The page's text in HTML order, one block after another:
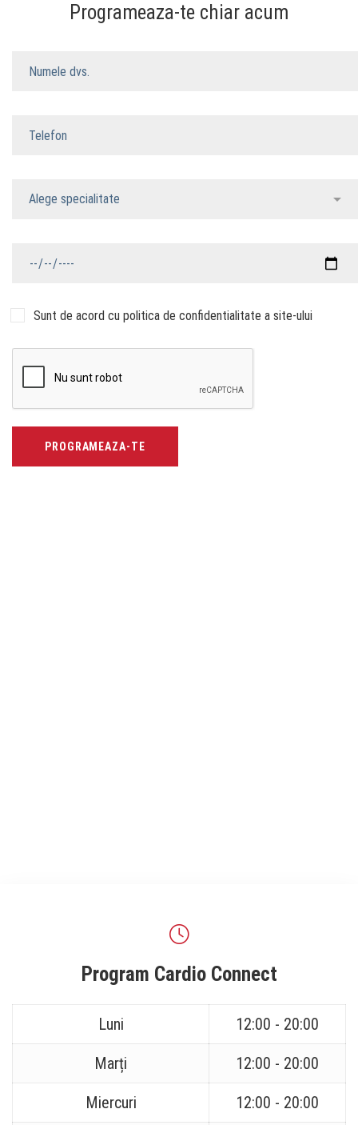
Programeaza-te chiar acum
Sunt de acord cu politica de confidentialitate a site-ului
Program Cardio Connect
Luni 12:00 - 20:00
Marți 12:00 - 20:00
Miercuri 12:00 - 20:00